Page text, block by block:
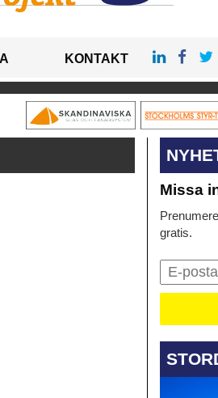
KONTAKT
Missa
gratis.